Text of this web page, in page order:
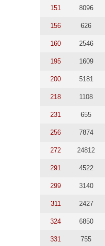
151 8096
156 626
160 2546
195 1609
200 5181
218 1108
231 655
256 7874
272 24812
291 4522
299 3140
311 2427
324 6850
331 755